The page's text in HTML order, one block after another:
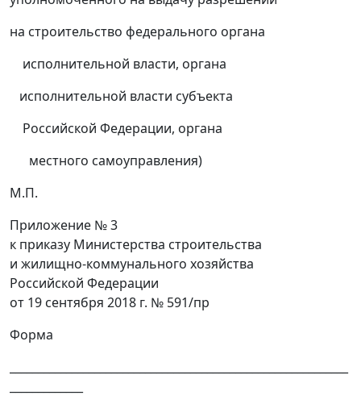
на строительство федерального органа
исполнительной власти, органа
исполнительной власти субъекта
Российской Федерации, органа
местного самоуправления)
М.П.
Приложение № 3
к приказу Министерства строительства
и жилищно-коммунального хозяйства
Российской Федерации
от 19 сентября 2018 г. № 591/пр
Форма